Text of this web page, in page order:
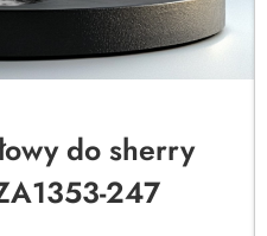
do sherry
247